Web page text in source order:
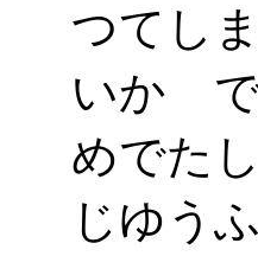
つてし
いかゞ
めでた
じゆう